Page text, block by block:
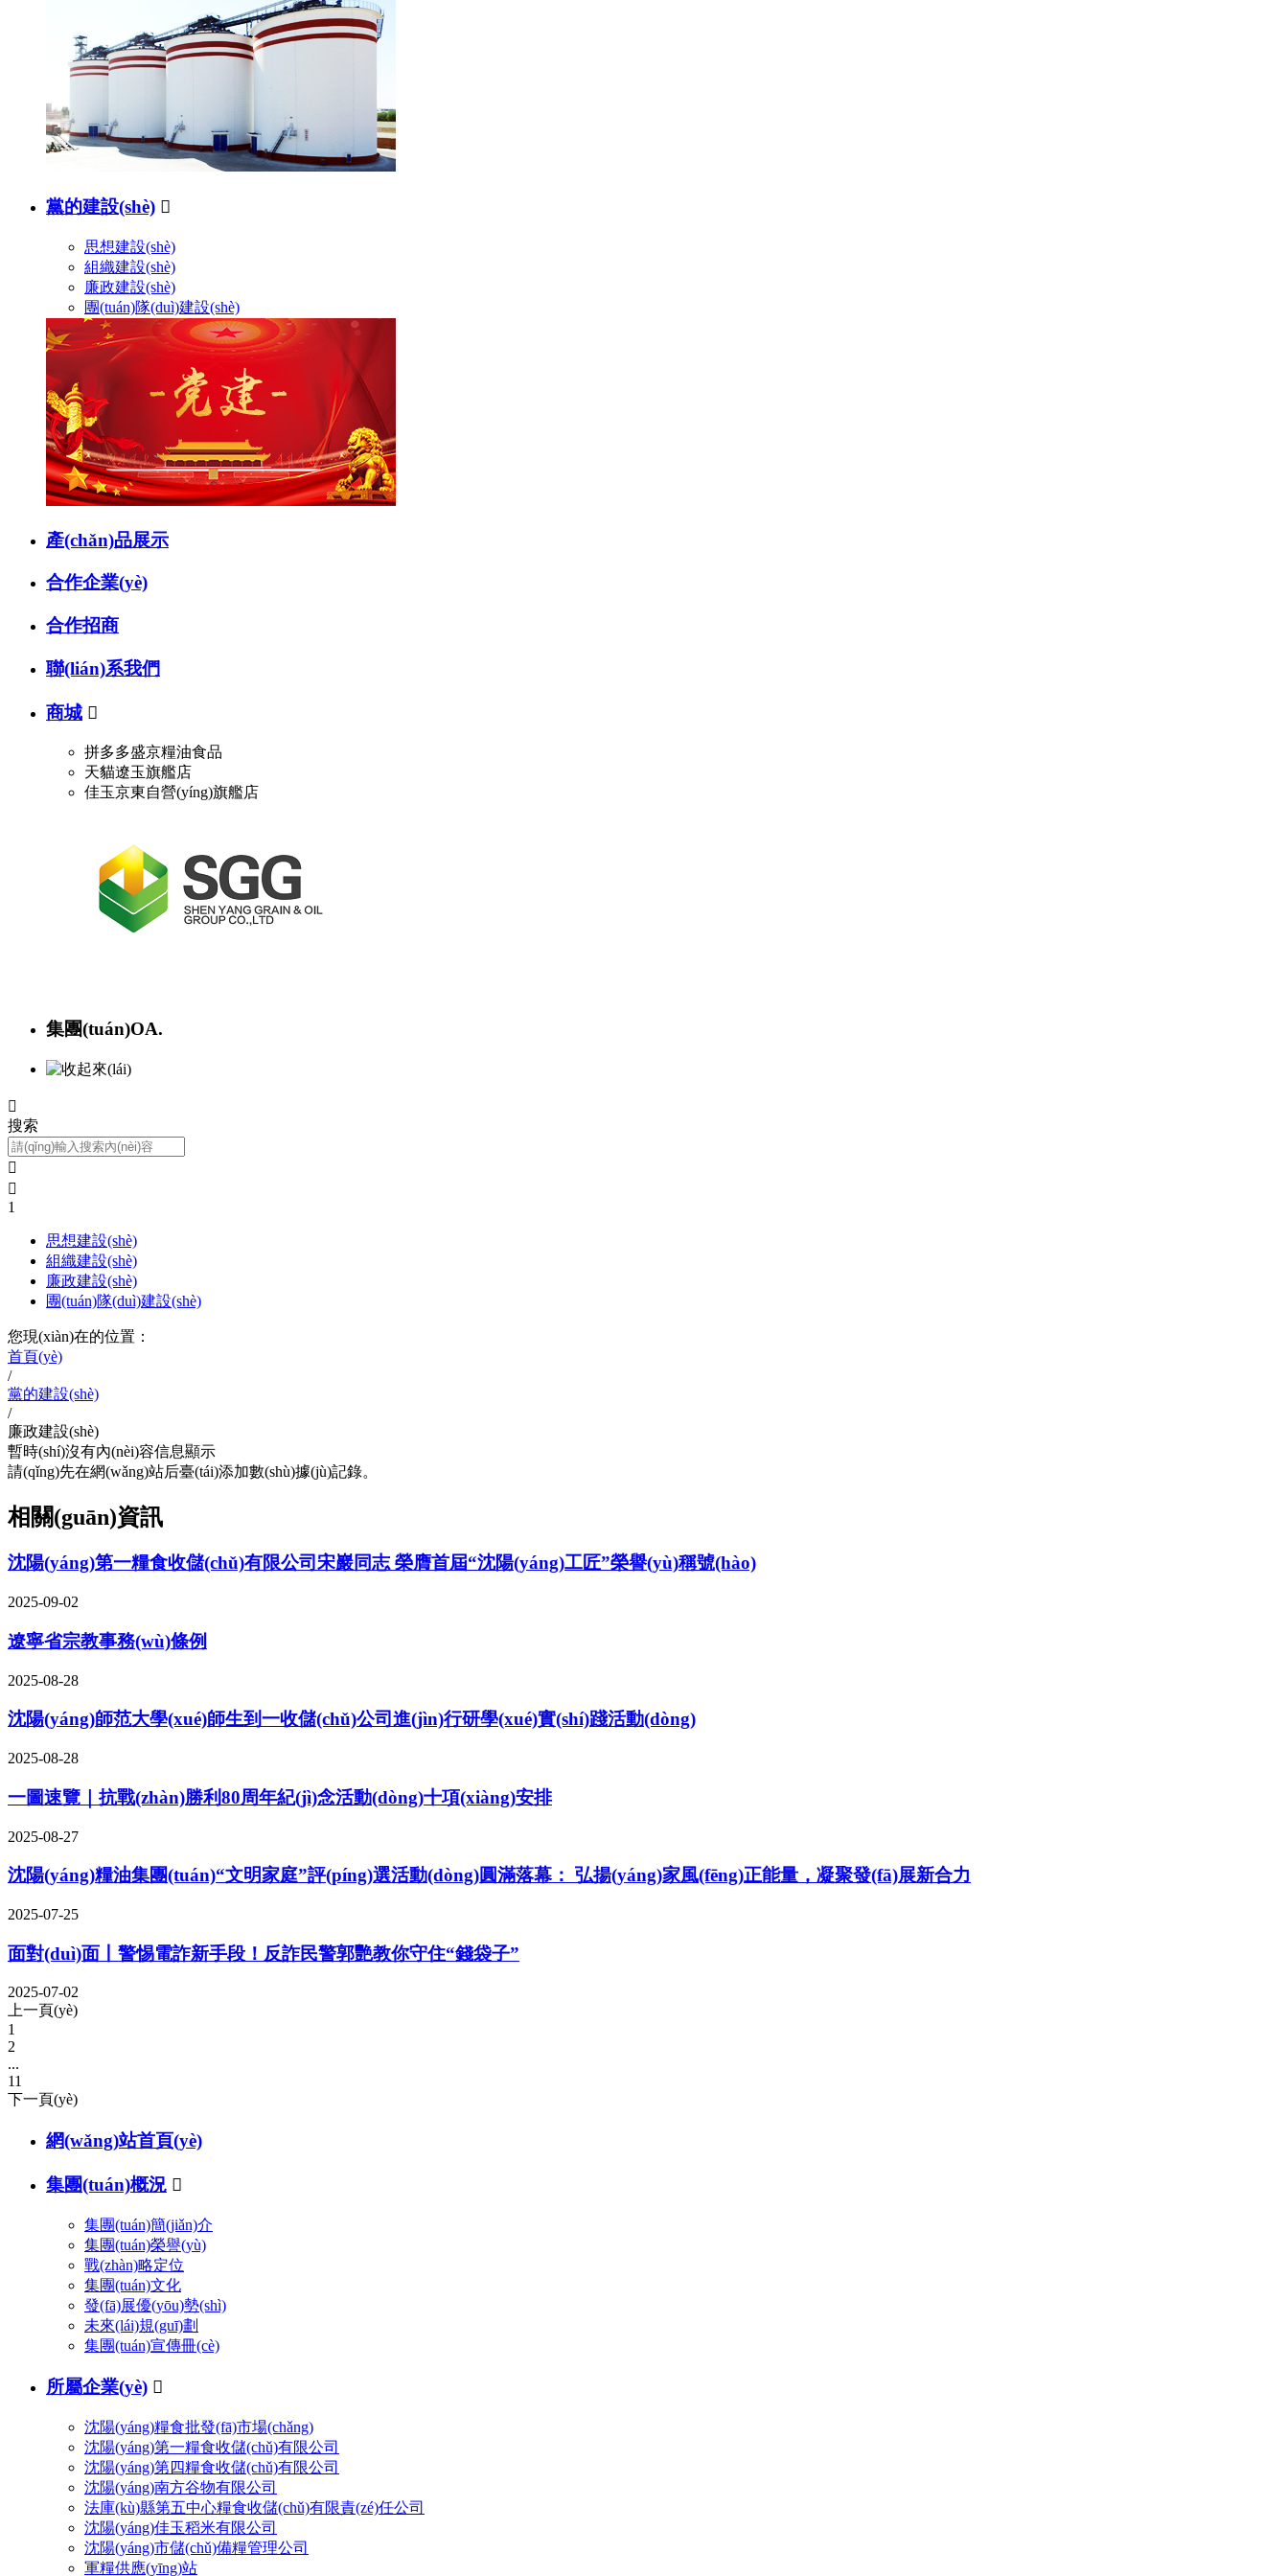
黨的建設(shè) 
思想建設(shè)
組織建設(shè)
廉政建設(shè)
團(tuán)隊(duì)建設(shè)
產(chǎn)品展示
合作企業(yè)
合作招商
聯(lián)系我們
商城 
拼多多盛京糧油食品
天貓遼玉旗艦店
佳玉京東自營(yíng)旗艦店
集團(tuán)OA.

搜索


1
思想建設(shè)
組織建設(shè)
廉政建設(shè)
團(tuán)隊(duì)建設(shè)
您現(xiàn)在的位置：
首頁(yè)
/
黨的建設(shè)
/
廉政建設(shè)
暫時(shí)沒有內(nèi)容信息顯示
請(qǐng)先在網(wǎng)站后臺(tái)添加數(shù)據(jù)記錄。
相關(guān)資訊
沈陽(yáng)第一糧食收儲(chǔ)有限公司宋巖同志 榮膺首屆“沈陽(yáng)工匠”榮譽(yù)稱號(hào)
2025-09-02
遼寧省宗教事務(wù)條例
2025-08-28
沈陽(yáng)師范大學(xué)師生到一收儲(chǔ)公司進(jìn)行研學(xué)實(shí)踐活動(dòng)
2025-08-28
一圖速覽｜抗戰(zhàn)勝利80周年紀(jì)念活動(dòng)十項(xiàng)安排
2025-08-27
沈陽(yáng)糧油集團(tuán)“文明家庭”評(píng)選活動(dòng)圓滿落幕： 弘揚(yáng)家風(fēng)正能量，凝聚發(fā)展新合力
2025-07-25
面對(duì)面丨警惕電詐新手段！反詐民警郭艷教你守住“錢袋子”
2025-07-02
上一頁(yè)
1
2
...
11
下一頁(yè)
網(wǎng)站首頁(yè)
集團(tuán)概況 
集團(tuán)簡(jiǎn)介
集團(tuán)榮譽(yù)
戰(zhàn)略定位
集團(tuán)文化
發(fā)展優(yōu)勢(shì)
未來(lái)規(guī)劃
集團(tuán)宣傳冊(cè)
所屬企業(yè) 
沈陽(yáng)糧食批發(fā)市場(chǎng)
沈陽(yáng)第一糧食收儲(chǔ)有限公司
沈陽(yáng)第四糧食收儲(chǔ)有限公司
沈陽(yáng)南方谷物有限公司
法庫(kù)縣第五中心糧食收儲(chǔ)有限責(zé)任公司
沈陽(yáng)佳玉稻米有限公司
沈陽(yáng)市儲(chǔ)備糧管理公司
軍糧供應(yīng)站